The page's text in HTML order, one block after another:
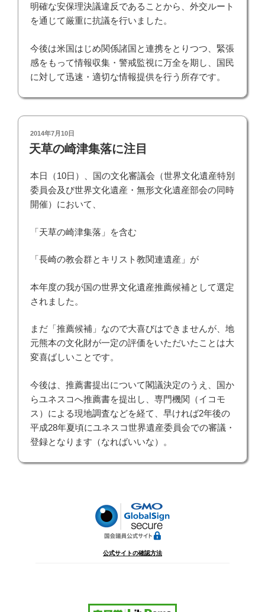
明確な安保理決議違反であることから、外交ルート
を通じて厳重に抗議を行いました。
今後は米国はじめ関係諸国と連携をとりつつ、緊張
感をもって情報収集・警戒監視に万全を期し、国民
に対して迅速・適切な情報提供を行う所存です。
投
稿
日:
2014年7月10日
天草の崎津集落に注目
本日（10日）、国の文化審議会（世界文化遺産特別
委員会及び世界文化遺産・無形文化遺産部会の同時
開催）において、
「天草の崎津集落」を含む
「長崎の教会群とキリスト教関連遺産」が
本年度の我が国の世界文化遺産推薦候補として選定
されました。
まだ「推薦候補」なので大喜びはできませんが、地
元熊本の文化財が一定の評価をいただいたことは大
変喜ばしいことです。
今後は、推薦書提出について閣議決定のうえ、国か
らユネスコへ推薦書を提出し、専門機関（イコモ
ス）による現地調査などを経て、早ければ2年後の
平成28年夏頃にユネスコ世界遺産委員会での審議・
登録となります（なればいいな）。
公式サイトの確認方法